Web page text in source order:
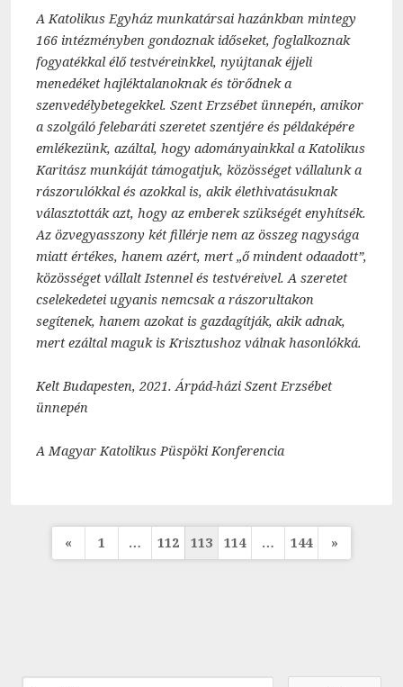
A Katolikus Egyház munkatársai hazánkban mintegy
166 intézményben gondoznak időseket, foglalkoznak
fogyatékkal élő testvéreinkkel, nyújtanak éjjeli
menedéket hajléktalanoknak és törődnek a
szenvedélybetegekkel. Szent Erzsébet ünnepén, amikor
a szolgáló felebaráti szeretet szentjére és példaképére
emlékezünk, azáltal, hogy adományainkkal a Katolikus
Karitász munkáját támogatjuk, közösséget vállalunk a
rászorulókkal és azokkal is, akik élethivatásuknak
választották azt, hogy az emberek szükségét enyhítsék.
Az özvegyasszony két fillérje nem az összeg nagysága
miatt értékes, hanem azért, mert „ő mindent odaadott”,
közösséget vállalt Istennel és testvéreivel. A szeretet
cselekedetei ugyanis nemcsak a rászorultakon
segítenek, hanem azokat is gazdagítják, akik adnak,
mert ezáltal maguk is Krisztushoz válnak hasonlókká.
Kelt Budapesten, 2021. Árpád-házi Szent Erzsébet
ünnepén
A Magyar Katolikus Püspöki Konferencia
Bejegyzések
« 1 … 112 113 114 … 144 »